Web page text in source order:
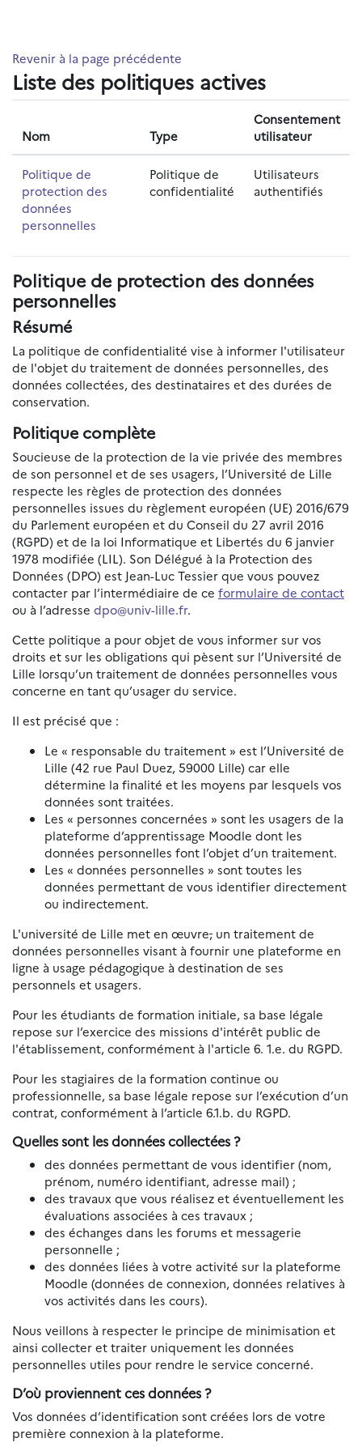
Revenir à la page précédente
Liste des politiques actives
Nom Type
Consentement
utilisateur
Politique de
protection des
données
personnelles
Politique de
confidentialité
Utilisateurs
authentifiés
Politique de protection des données
personnelles
Résumé
La politique de confidentialité vise à informer l'utilisateur
de l'objet du traitement de données personnelles, des
données collectées, des destinataires et des durées de
conservation.
Politique complète
Soucieuse de la protection de la vie privée des membres
de son personnel et de ses usagers, l’Université de Lille
respecte les règles de protection des données
personnelles issues du règlement européen (UE) 2016/679
du Parlement européen et du Conseil du 27 avril 2016
(RGPD) et de la loi Informatique et Libertés du 6 janvier
1978 modifiée (LIL). Son Délégué à la Protection des
Données (DPO) est Jean-Luc Tessier que vous pouvez
contacter par l’intermédiaire de ce formulaire de contact
ou à l’adresse dpo@univ-lille.fr.
Cette politique a pour objet de vous informer sur vos
droits et sur les obligations qui pèsent sur l’Université de
Lille lorsqu’un traitement de données personnelles vous
concerne en tant qu’usager du service.
Il est précisé que :
Le « responsable du traitement » est l’Université de
Lille (42 rue Paul Duez, 59000 Lille) car elle
détermine la finalité et les moyens par lesquels vos
données sont traitées.
Les « personnes concernées » sont les usagers de la
plateforme d’apprentissage Moodle dont les
données personnelles font l’objet d’un traitement.
Les « données personnelles » sont toutes les
données permettant de vous identifier directement
ou indirectement.
L'université de Lille met en œuvre, un traitement de
données personnelles visant à fournir une plateforme en
ligne à usage pédagogique à destination de ses
personnels et usagers.
Pour les étudiants de formation initiale, sa base légale
repose sur l’exercice des missions d'intérêt public de
l'établissement, conformément à l'article 6. 1.e. du RGPD.
Pour les stagiaires de la formation continue ou
professionnelle, sa base légale repose sur l’exécution d’un
contrat, conformément à l’article 6.1.b. du RGPD.
Quelles sont les données collectées ?
des données permettant de vous identifier (nom,
prénom, numéro identifiant, adresse mail) ;
des travaux que vous réalisez et éventuellement les
évaluations associées à ces travaux ;
des échanges dans les forums et messagerie
personnelle ;
des données liées à votre activité sur la plateforme
Moodle (données de connexion, données relatives à
vos activités dans les cours).
Nous veillons à respecter le principe de minimisation et
ainsi collecter et traiter uniquement les données
personnelles utiles pour rendre le service concerné.
D’où proviennent ces données ?
Vos données d’identification sont créées lors de votre
première connexion à la plateforme.